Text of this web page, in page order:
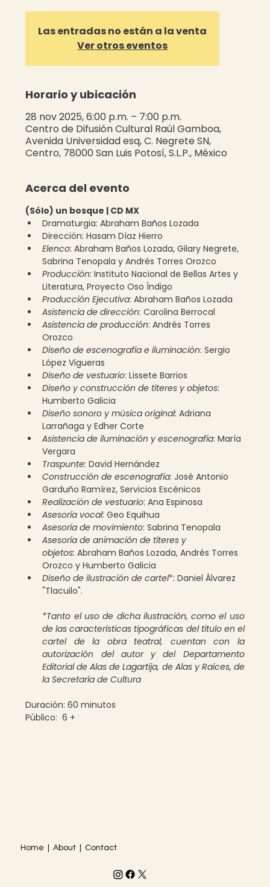
Las entradas no están a la venta
Ver otros eventos
Horario y ubicación
28 nov 2025, 6:00 p.m. – 7:00 p.m.
Centro de Difusión Cultural Raúl Gamboa,
Avenida Universidad esq, C. Negrete SN,
Centro, 78000 San Luis Potosí, S.L.P., México
Acerca del evento
(Sólo) un bosque | CD MX
Dramaturgia: Abraham Baños Lozada
Dirección: Hasam Díaz Hierro
Elenco: Abraham Baños Lozada, Gilary Negrete,
Sabrina Tenopala y Andrés Torres Orozco
Producción: Instituto Nacional de Bellas Artes y
Literatura, Proyecto Oso Índigo
Producción Ejecutiva: Abraham Baños Lozada
Asistencia de dirección: Carolina Berrocal
Asistencia de producción: Andrés Torres
Orozco
Diseño de escenografía e iluminación: Sergio
López Vigueras
Diseño de vestuario: Lissete Barrios
Diseño y construcción de títeres y objetos:
Humberto Galicia
Diseño sonoro y música original: Adriana
Larrañaga y Edher Corte
Asistencia de iluminación y escenografía: María
Vergara
Traspunte: David Hernández
Construcción de escenografía: José Antonio
Garduño Ramírez, Servicios Escénicos
Realización de vestuario: Ana Espinosa
Asesoría vocal: Geo Equihua
Asesoría de movimiento: Sabrina Tenopala
Asesoría de animación de títeres y
objetos: Abraham Baños Lozada, Andrés Torres
Orozco y Humberto Galicia
Diseño de ilustración de cartel*: Daniel Álvarez
"Tlacuilo".
*Tanto el uso de dicha ilustración, como el uso
de las características tipográficas del título en el
cartel de la obra teatral, cuentan con la
autorización del autor y del Departamento
Editorial de Alas de Lagartija, de Alas y Raíces, de
la Secretaría de Cultura
Duración: 60 minutos
Público:  6 +
Home | About | Contact